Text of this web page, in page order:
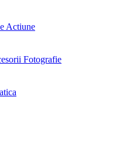
Actiune
Fotografie